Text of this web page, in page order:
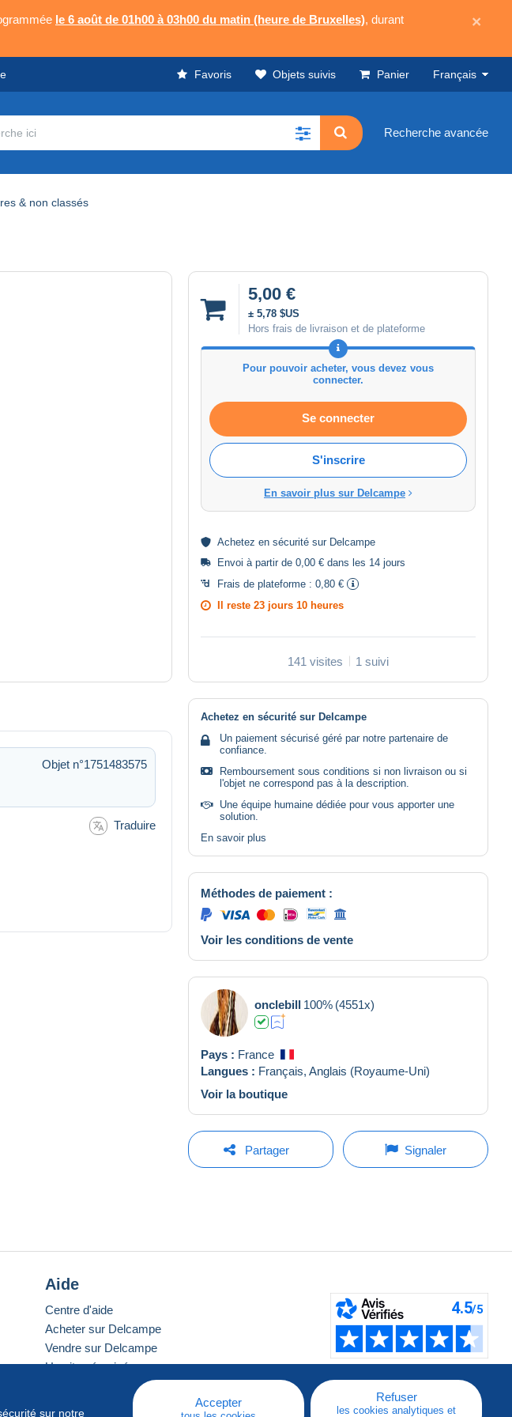
le 6 août de 01h00 à 03h00 du matin (heure de Bruxelles), durant
×
Favoris Objets suivis Panier Français
Recherche avancée
& non classés
5,00 €
± 5,78 $US
Hors frais de livraison et de plateforme
Pour pouvoir acheter, vous devez vous
connecter.
Se connecter
S'inscrire
En savoir plus sur Delcampe
Achetez en sécurité sur Delcampe
Envoi à partir de 0,00 € dans les 14 jours
Frais de plateforme : 0,80 €
Il reste 23 jours 10 heures
141 visites 1 suivi
Objet n°1751483575
Traduire
Achetez en sécurité sur Delcampe
Un paiement sécurisé géré par notre partenaire de
confiance.
Remboursement sous conditions si non livraison ou si
l'objet ne correspond pas à la description.
Une équipe humaine dédiée pour vous apporter une
solution.
En savoir plus
Méthodes de paiement :
Voir les conditions de vente
onclebill 100% (4551x)
Pays : France
Langues : Français, Anglais (Royaume-Uni)
Voir la boutique
Partager Signaler
sur notre
Accepter Refuser
les cookies analytiques et
Aide
Centre d'aide
Acheter sur Delcampe
Vendre sur Delcampe
Un site sécurisé